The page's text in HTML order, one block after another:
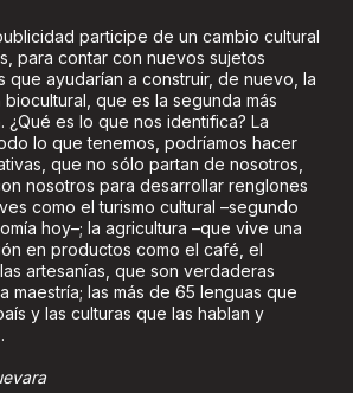
participe de un cambio cultural
para contar con nuevos sujetos
que ayudarían a construir, de nuevo, la
que es la segunda más
¿Qué es lo que nos identifica? La
lo que tenemos, podríamos hacer
que no sólo partan de nosotros,
nosotros para desarrollar renglones
como el turismo cultural –segundo
hoy–; la agricultura –que vive una
en productos como el café, el
artesanías, que son verdaderas
maestría; las más de 65 lenguas que
y las culturas que las hablan y